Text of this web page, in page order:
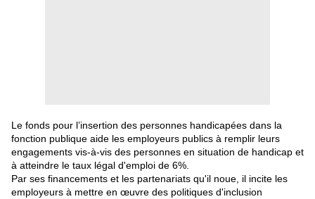
Le fonds pour l’insertion des personnes handicapées dans la
fonction publique aide les employeurs publics à remplir leurs
engagements vis-à-vis des personnes en situation de handicap et
à atteindre le taux légal d'emploi de 6%.
Par ses financements et les partenariats qu'il noue, il incite les
employeurs à mettre en œuvre des politiques d'inclusion